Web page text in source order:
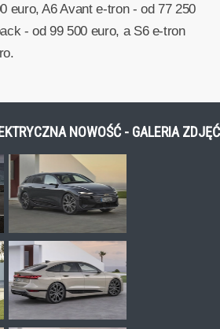
euro, A6 Avant e-tron - od 77 250
- od 99 500 euro, a S6 e-tron
NOWOŚĆ - GALERIA ZDJĘĆ